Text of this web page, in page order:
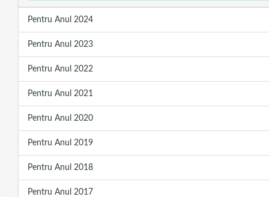
Pentru Anul 2024
Pentru Anul 2023
Pentru Anul 2022
Pentru Anul 2021
Pentru Anul 2020
Pentru Anul 2019
Pentru Anul 2018
Pentru Anul 2017